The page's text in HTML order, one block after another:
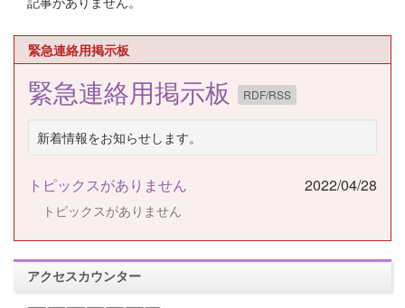
緊急連絡用掲示板
緊急連絡用掲示板 RDF/RSS
新着情報をお知らせします。
トピックスがありません 2022/04/28
トピックスがありません
アクセスカウンター